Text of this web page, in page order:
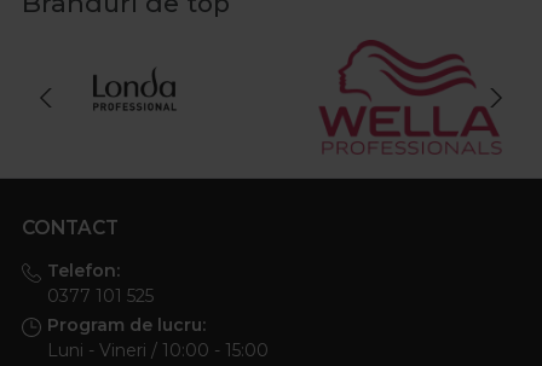
CONTACT
Telefon:
0377 101 525
Program de lucru:
Luni - Vineri / 10:00 - 15:00